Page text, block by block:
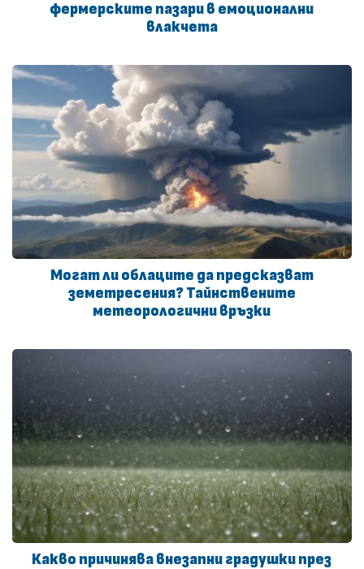
фермерските пазари в емоционални
влакчета
Могат ли облаците да предсказват
земетресения? Тайнствените
метеорологични връзки
Какво причинява внезапни градушки през